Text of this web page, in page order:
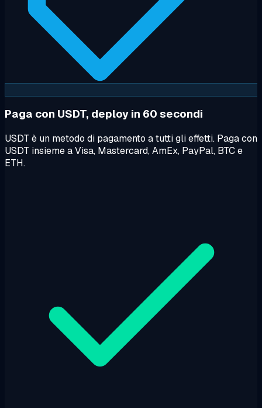
Paga con USDT, deploy in 60 secondi
USDT è un metodo di pagamento a tutti gli effetti. Paga con
USDT insieme a Visa, Mastercard, AmEx, PayPal, BTC e
ETH.